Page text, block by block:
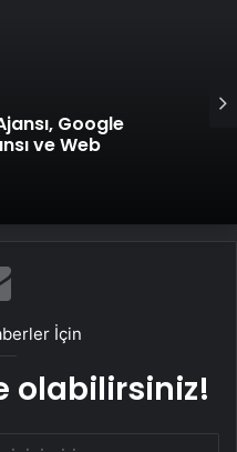
ve Web
İçin
olabilirsiniz!